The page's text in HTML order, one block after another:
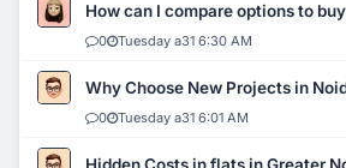
How can I compare options to
0 Tuesday a31 6:30 AM
Why Choose New Projects in
0 Tuesday a31 6:01 AM